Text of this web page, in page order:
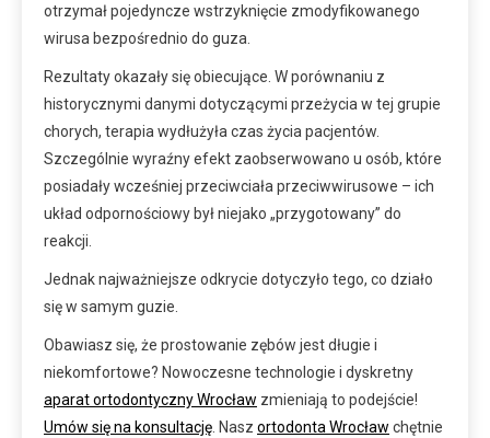
otrzymał pojedyncze wstrzyknięcie zmodyfikowanego
wirusa bezpośrednio do guza.
Rezultaty okazały się obiecujące. W porównaniu z
historycznymi danymi dotyczącymi przeżycia w tej grupie
chorych, terapia wydłużyła czas życia pacjentów.
Szczególnie wyraźny efekt zaobserwowano u osób, które
posiadały wcześniej przeciwciała przeciwwirusowe – ich
układ odpornościowy był niejako „przygotowany” do
reakcji.
Jednak najważniejsze odkrycie dotyczyło tego, co działo
się w samym guzie.
Obawiasz się, że prostowanie zębów jest długie i
niekomfortowe? Nowoczesne technologie i dyskretny
aparat ortodontyczny Wrocław zmieniają to podejście!
Umów się na konsultację . Nasz ortodonta Wrocław chętnie